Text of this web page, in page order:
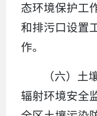
态环境保护工
和排污口设置
作。
（六）土
辐射环境安全